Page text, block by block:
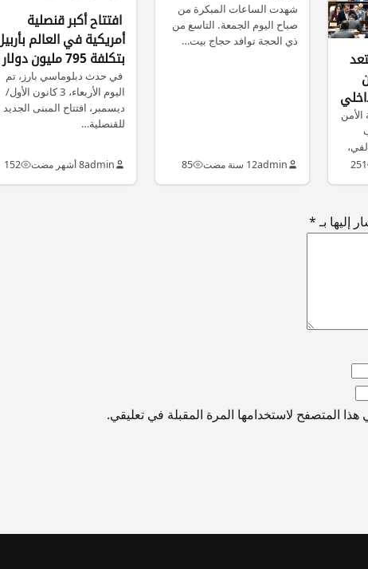
251
شهدت الساعات المبكرة من
صباح اليوم الجمعة. التاسع من
ذي الحجة توافد حجاج بيت…
admin12 سنة مضت 85
افتتاح أكبر قنصلية
أمريكية في العالم
بتكلفة 795 مليون دولار
في حدث دبلوماسي بارز، تم
اليوم الأربعاء، 3 كانون الأول/
ديسمبر، افتتاح المبنى الجديد
للقنصلية…
admin8 أشهر مضت 152
إليها بـ*
المتصفح لاستخدامها المرة المقبلة في تعليقي.